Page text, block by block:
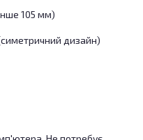
105 мм)
дизайн)